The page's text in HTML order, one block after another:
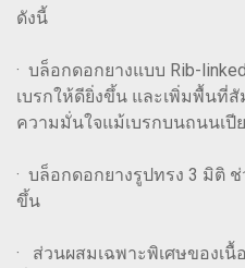
ดังนี้
· บล็อกดอกยางแบบ Rib-
เบรกให้ดียิ่งขึ้น และเพิ่มพื้
ความมั่นใจแม้เบรกบนถนนเปี
· บล็อกดอกยางรูปทรง 3 มิติ
ขึ้น
· ส่วนผสมเฉพาะพิเศษของเนื้อ